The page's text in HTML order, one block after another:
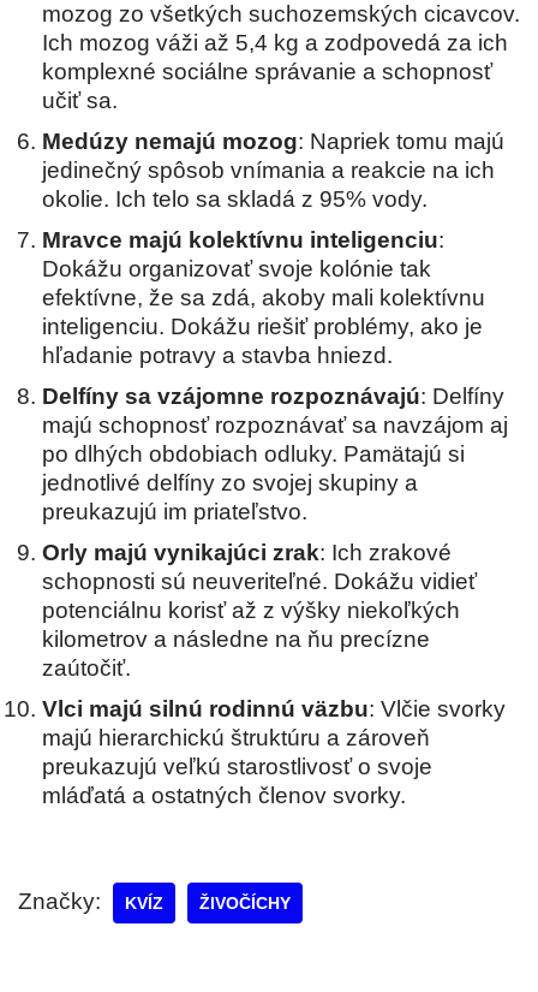
mozog zo všetkých suchozemských cicavcov.
Ich mozog váži až 5,4 kg a zodpovedá za ich
komplexné sociálne správanie a schopnosť
učiť sa.
Medúzy nemajú mozog: Napriek tomu majú
jedinečný spôsob vnímania a reakcie na ich
okolie. Ich telo sa skladá z 95% vody.
Mravce majú kolektívnu inteligenciu:
Dokážu organizovať svoje kolónie tak
efektívne, že sa zdá, akoby mali kolektívnu
inteligenciu. Dokážu riešiť problémy, ako je
hľadanie potravy a stavba hniezd.
Delfíny sa vzájomne rozpoznávajú: Delfíny
majú schopnosť rozpoznávať sa navzájom aj
po dlhých obdobiach odluky. Pamätajú si
jednotlivé delfíny zo svojej skupiny a
preukazujú im priateľstvo.
Orly majú vynikajúci zrak: Ich zrakové
schopnosti sú neuveriteľné. Dokážu vidieť
potenciálnu korisť až z výšky niekoľkých
kilometrov a následne na ňu precízne
zaútočiť.
Vlci majú silnú rodinnú väzbu: Vlčie svorky
majú hierarchickú štruktúru a zároveň
preukazujú veľkú starostlivosť o svoje
mláďatá a ostatných členov svorky.
Značky: KVÍZ ŽIVOČÍCHY